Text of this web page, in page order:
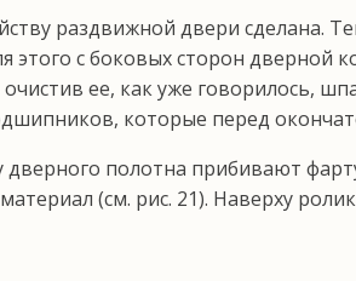
раздвиж­ной двери
этого с боковых сторон
ее, как уже говорилось,
которые перед
полотна прибивают
(см. рис. 21). Наверху